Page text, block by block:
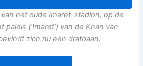
het oude Imaret-stadion, op de
paleis (‘Imaret’) van de Khan van
zich nu een drafbaan.